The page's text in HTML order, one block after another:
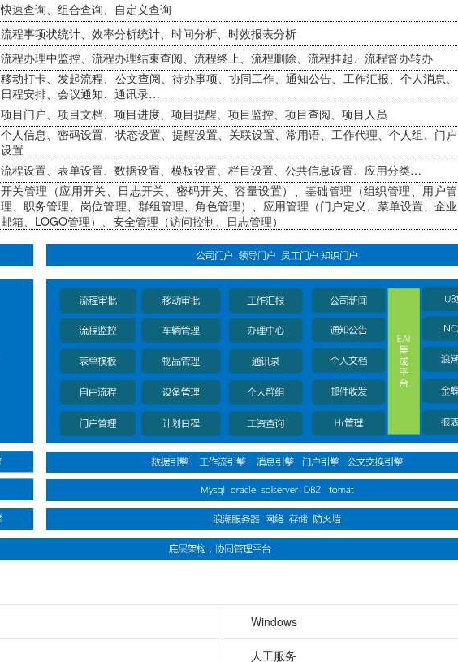
快速查询、组合查询、自定义查询
流程事项状统计、效率分析统计、时间分析、时效报表分析
流程办理中监控、流程办理结束查阅、流程终止、流程删除、流程挂起、流程督办转办
移动打卡、发起流程、公文查阅、待办事项、协同工作、通知公告、工作汇报、个人消息、
日程安排、会议通知、通讯录…
项目门户、项目文档、项目进度、项目提醒、项目监控、项目查阅、项目人员
个人信息、密码设置、状态设置、提醒设置、关联设置、常用语、工作代理、个人组、门户
设置
流程设置、表单设置、数据设置、模板设置、栏目设置、公共信息设置、应用分类…
开关管理（应用开关、日志开关、密码开关、容量设置）、基础管理（组织管理、用户管
理、职务管理、岗位管理、群组管理、角色管理）、应用管理（门户定义、菜单设置、企业
邮箱、LOGO管理）、安全管理（访问控制、日志管理）
Windows
人工服务